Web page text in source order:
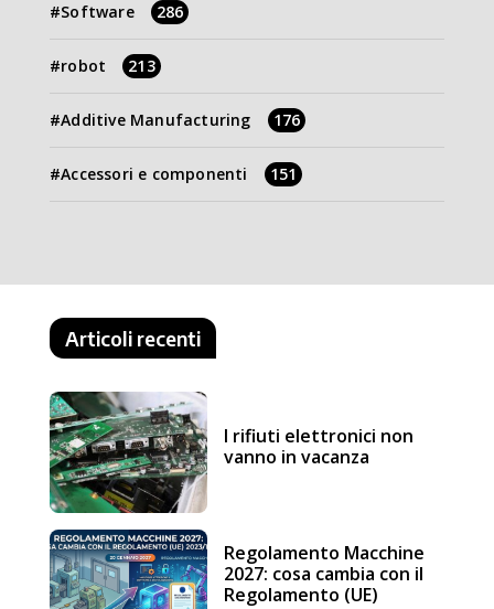
Software 286
robot 213
Additive Manufacturing 176
Accessori e componenti 151
Articoli recenti
I rifiuti elettronici non
vanno in vacanza
Regolamento Macchine
2027: cosa cambia con il
Regolamento (UE)